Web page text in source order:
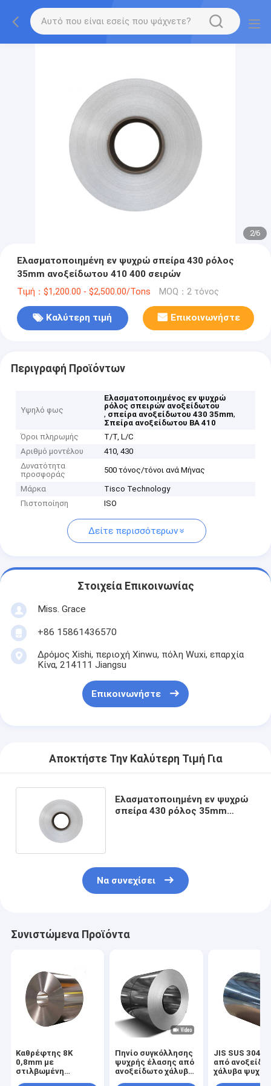
2/6
Ελασματοποιημένη εν ψυχρώ σπείρα 430 ρόλος
35mm ανοξείδωτου 410 400 σειρών
Τιμή：$1,200.00 - $2,500.00/Tons MOQ：2 τόνος
Καλύτερη τιμή Επικοινωνήστε
Περιγραφή Προϊόντων
Υψηλό φως
Ελασματοποιημένος εν ψυχρώ
ρόλος σπειρών ανοξείδωτου
, σπείρα ανοξείδωτου 430 35mm,
Σπείρα ανοξείδωτου BA 410
Όροι πληρωμής
T/T, L/C
Αριθμό μοντέλου
410, 430
Δυνατότητα
προσφοράς
500 τόνος/τόνοι ανά Μήνας
Μάρκα
Tisco Technology
Πιστοποίηση
ISO
Δείτε περισσότερων
Στοιχεία Επικοινωνίας
Miss. Grace
+86 15861436570
Δρόμος Xishi, περιοχή Xinwu, πόλη Wuxi, επαρχία
Κίνα, 214111 Jiangsu
Επικοινωνήστε
Αποκτήστε Την Καλύτερη Τιμή Για
Ελασματοποιημένη εν ψυχρώ
σπείρα 430 ρόλος 35mm
Να συνεχίσει
Συνιστώμενα Προϊόντα
Καθρέφτης 8K
0,8mm με
στιλβωμένη
Πηνίο συγκόλλησης
ψυχρής έλασης από
ανοξείδωτο χάλυβα
JIS SUS 304
από
χάλυβα